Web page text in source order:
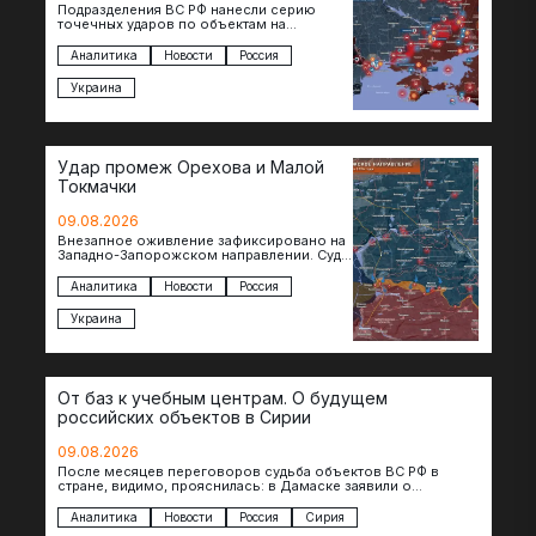
Подразделения ВС РФ нанесли серию
точечных ударов по объектам на
Житомире, объект в Киеве, особо…
Аналитика Новости Россия
Украина
Удар промеж Орехова и Малой
Токмачки
09.08.2026
Внезапное оживление зафиксировано на
Западно-Запорожском направлении. Судя
подразделения предприняли рывок в
сторону западных окраин Малой
Токмачки…
Аналитика Новости Россия
Украина
От баз к учебным центрам. О будущем
российских объектов в Сирии
09.08.2026
После месяцев переговоров судьба объектов ВС РФ в
стране, видимо, прояснилась: в Дамаске заявили о
Аналитика Новости Россия Сирия